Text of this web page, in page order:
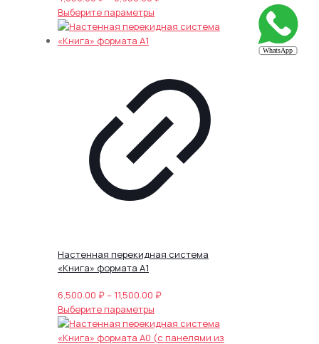
4,650.00 ₽
Выберите параметры
товар
Опции
можно
на
странице
товара.
Настенная перекидная система
«Книга» формата А1
6,500.00 ₽– 11,500.00 ₽Диапазон
6,500.00 ₽
–
Выберите параметры
товар
имеет